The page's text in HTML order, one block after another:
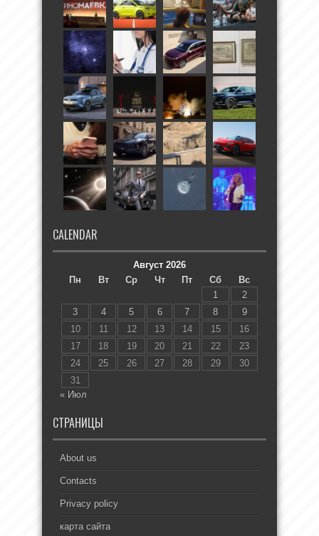
CALENDAR
Август 2026
Пн
Вт Ср Чт Пт Сб
Вс
1
2
3
4 5 6 7 8
9
10
11 12 13 14 15
16
17
18 19 20 21 22
23
24
25 26 27 28 29
30
31
« Июл
СТРАНИЦЫ
About us
Contacts
Privacy policy
карта сайта